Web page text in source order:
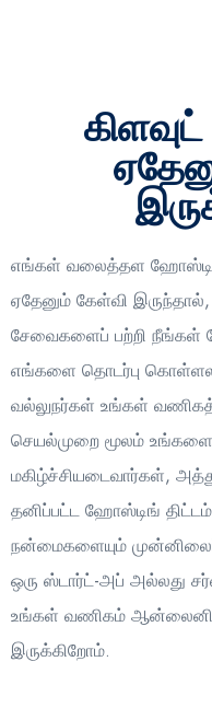
எங்கள் வலைத்தள ஹோஸ்டிங்
ஏதேனும் கேள்வி
சேவைகளைப் பற்றி நீங்கள்
எங்களை தொடர்பு
வல்லுநர்கள் உங்கள்
செயல்முறை மூலம்
மகிழ்ச்சியடைவார்கள்,
தனிப்பட்ட ஹோஸ்டிங்
நன்மைகளையும்
ஒரு ஸ்டார்ட்-அப் அல்லது
உங்கள் வணிகம்
இருக்கிறோம்.